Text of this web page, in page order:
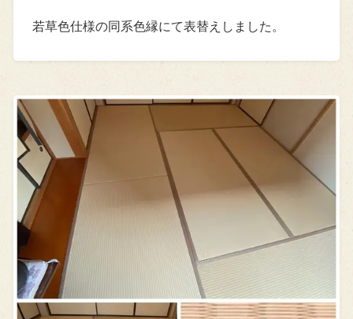
若草色仕様の同系色縁にて表替えしました。